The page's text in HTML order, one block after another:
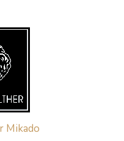
Mikado